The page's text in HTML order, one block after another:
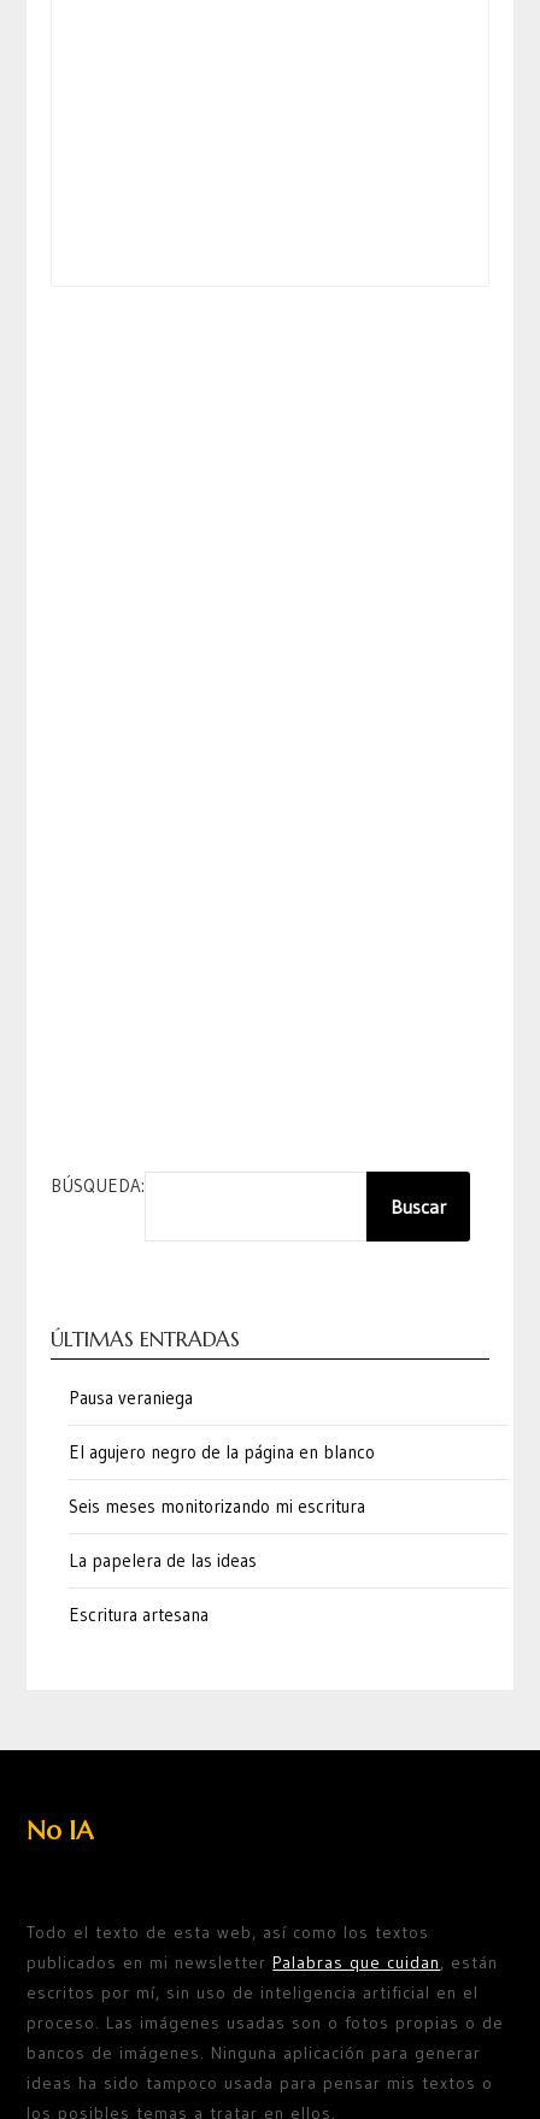
BÚSQUEDA:
Buscar
ÚLTIMAS ENTRADAS
Pausa veraniega
El agujero negro de la página en blanco
Seis meses monitorizando mi escritura
La papelera de las ideas
Escritura artesana
No IA
Todo el texto de esta web, así como los textos
publicados en mi newsletterPalabras que cuidan, están
escritos por mí, sin uso de inteligencia artificial en el
proceso. Las imágenes usadas son o fotos propias o de
bancos de imágenes. Ninguna aplicación para generar
ideas ha sido tampoco usada para pensar mis textos o
los posibles temas a tratar en ellos.